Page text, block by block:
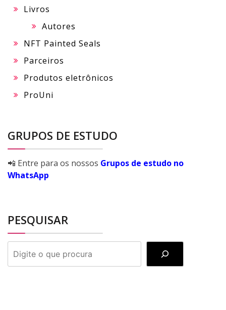
Livros
Autores
NFT Painted Seals
Parceiros
Produtos eletrônicos
ProUni
GRUPOS DE ESTUDO
📲 Entre para os nossos Grupos de estudo no
WhatsApp
PESQUISAR
PESQUISAR